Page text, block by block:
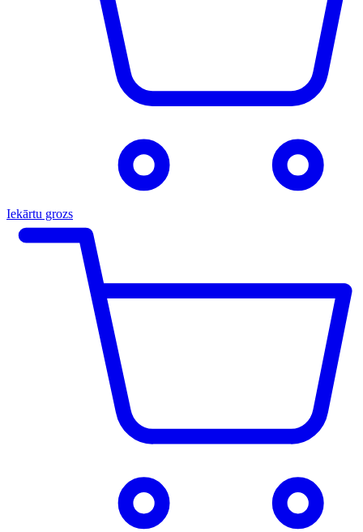
Iekārtu grozs